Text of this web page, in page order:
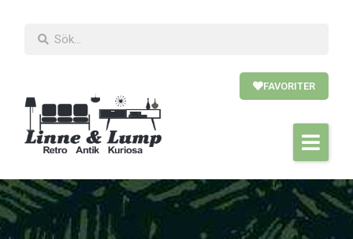
FAVORITER